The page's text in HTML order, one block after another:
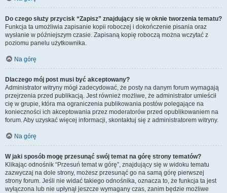
Do czego służy przycisk “Zapisz” znajdujący się w oknie tworzenia tematu?
Funkcja ta umożliwia zapisanie kopii roboczej i dokończenie pisania oraz
wysłanie w późniejszym czasie. Zapisaną kopię roboczą można wczytać z
poziomu panelu użytkownika.
Na górę
Dlaczego mój post musi być akceptowany?
Administrator witryny mógł zadecydować, że posty na danym forum wymagają
przejrzenia przed publikacją. Jest również możliwe, że administrator umieścił
cię w grupie, która ma ograniczenia publikowania postów polegające na
konieczności ich akceptowania przez moderatorów przed opublikowaniem na
forum. Aby uzyskać więcej informacji, skontaktuj się z administratorem witryny.
Na górę
W jaki sposób mogę przesunąć swój temat na górę strony tematów?
Klikając odnośnik “Przesuń temat w górę”, znajdujący się w widoku tematu
zazwyczaj na dole strony, możesz przesunąć go na samą górę pierwszej
strony forum. Jeśli nie widać takiego odnośnika, oznacza to, że funkcja ta jest
wyłączona lub nie upłynął jeszcze wymagany czas, zanim będzie możliwe